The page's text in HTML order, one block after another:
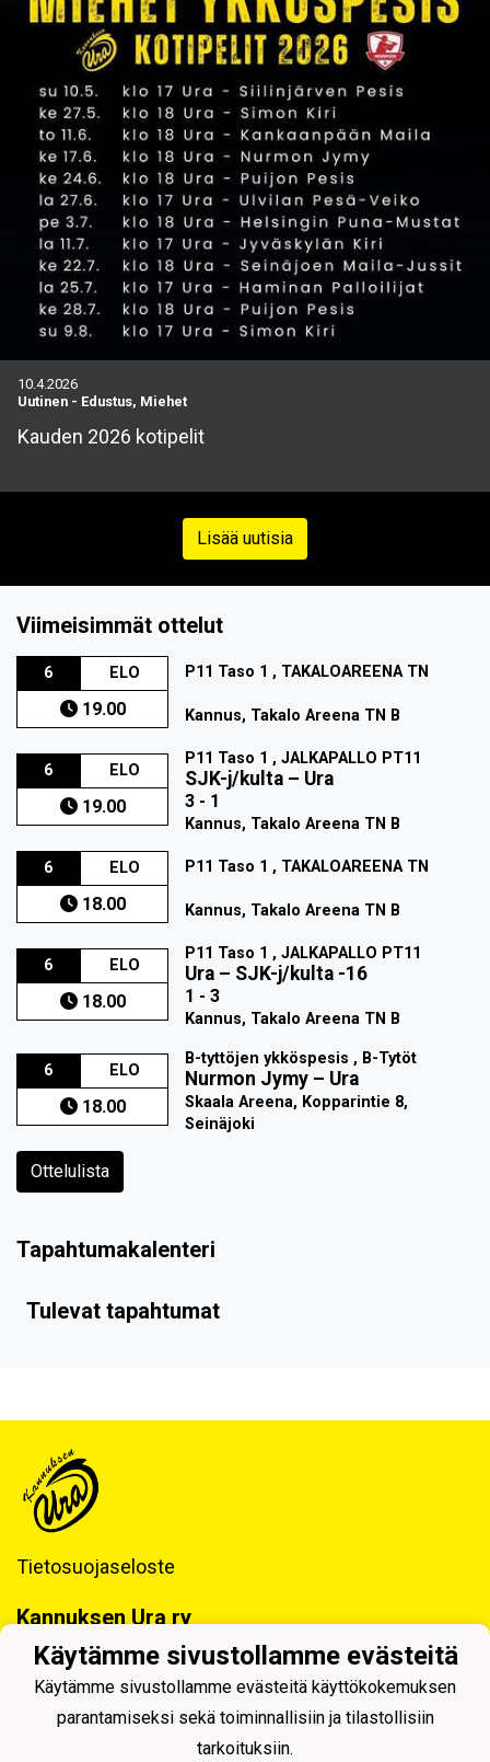
10.4.2026
Uutinen - Edustus, Miehet
Kauden 2026 kotipelit
Lisää uutisia
Viimeisimmät ottelut
6 ELO
19.00
P11 Taso 1 , TAKALOAREENA TN
Kannus, Takalo Areena TN B
6 ELO
19.00
P11 Taso 1 , JALKAPALLO PT11
SJK-j/kulta – Ura
3 - 1
Kannus, Takalo Areena TN B
6 ELO
18.00
P11 Taso 1 , TAKALOAREENA TN
Kannus, Takalo Areena TN B
6 ELO
18.00
P11 Taso 1 , JALKAPALLO PT11
Ura – SJK-j/kulta -16
1 - 3
Kannus, Takalo Areena TN B
6 ELO
18.00
B-tyttöjen ykköspesis , B-Tytöt
Nurmon Jymy – Ura
Skaala Areena, Kopparintie 8,
Seinäjoki
Ottelulista
Tapahtumakalenteri
Tulevat tapahtumat
Tietosuojaseloste
Kannuksen Ura ry
Tilitoimisto LKT Oy
Tukkitie 4, 69100 KANNUS
Y-tunnus: 0218992-7
Käytämme sivustollamme evästeitä
Käytämme sivustollamme evästeitä käyttökokemuksen
parantamiseksi sekä toiminnallisiin ja tilastollisiin
tarkoituksiin.